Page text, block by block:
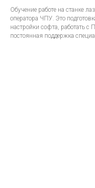
Обучение работе на станке
оператора ЧПУ. Это
настройки софта, работать с
постоянная поддержка